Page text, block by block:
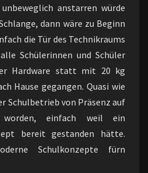
anstarren würde
dann wäre zu Beginn
die Tür des Technikraums
Schülerinnen und Schüler
Hardware statt mit 20 kg
Hause gegangen. Quasi wie
Schulbetrieb von Präsenz auf
einfach weil ein
bereit gestanden hätte.
Schulkonzepte fürn